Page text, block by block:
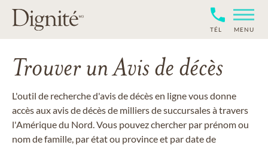
TÉL MENU
Trouver un Avis de décès
L'outil de recherche d'avis de décès en ligne vous donne
accès aux avis de décès de milliers de succursales à travers
l'Amérique du Nord. Vous pouvez chercher par prénom ou
nom de famille, par état ou province et par date de